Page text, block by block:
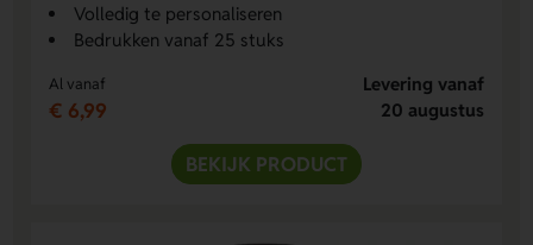
Volledig te personaliseren
Bedrukken vanaf 25 stuks
Al vanaf
€ 6,99
Levering vanaf
20 augustus
BEKIJK PRODUCT